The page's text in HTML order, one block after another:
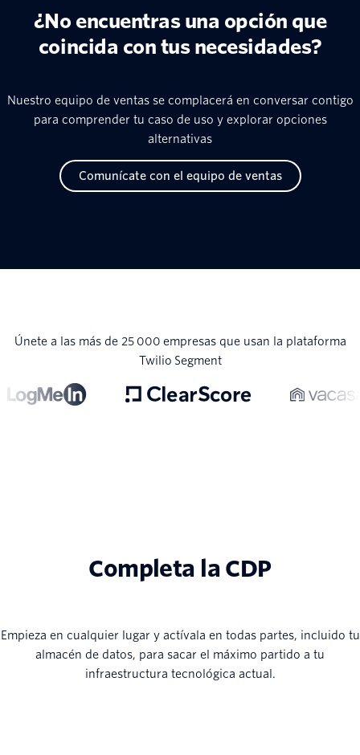
¿No encuentras una opción que
coincida con tus necesidades?
Nuestro equipo de ventas se complacerá en conversar contigo
para comprender tu caso de uso y explorar opciones
alternativas
Comunícate con el equipo de ventas
Únete a las más de 25 000 empresas que usan la plataforma
Twilio Segment
Completa la CDP
Empieza en cualquier lugar y actívala en todas partes, incluido tu
almacén de datos, para sacar el máximo partido a tu
infraestructura tecnológica actual.